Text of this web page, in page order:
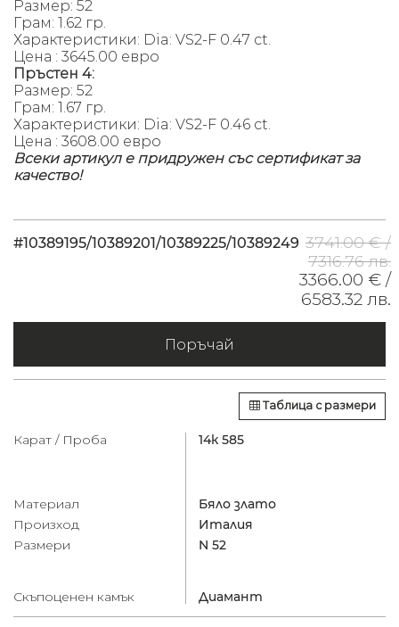
Размер: 52
Грам: 1.62 гр.
Характеристики: Dia: VS2-F 0.47 ct.
Цена : 3645.00 евро
Пръстен 4:
Размер: 52
Грам: 1.67 гр.
Характеристики: Dia: VS2-F 0.46 ct.
Цена : 3608.00 евро
Всеки артикул е придружен със сертификат за
качество!
#10389195/10389201/10389225/10389249 3741.00 € /
7316.76 лв.
3366.00 € /
6583.32 лв.
Поръчай
Таблица с размери
Карат / Проба 14к 585
Материал
Бяло злато
Произход
Италия
Размери
N 52
Скъпоценен камък Диамант